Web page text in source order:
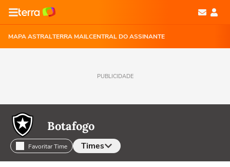
MAPA ASTRALTERRA MAILCENTRAL DO ASSINANTE
PUBLICIDADE
Botafogo
Favoritar Time Times